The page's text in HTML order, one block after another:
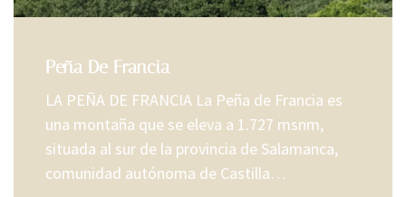
Peña De Francia
LA PEÑA DE FRANCIA La Peña de Francia es
una montaña que se eleva a 1.727 msnm, ​
situada al sur de la provincia de Salamanca,
comunidad autónoma de Castilla…